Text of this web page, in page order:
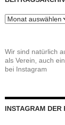
Beitragsarchiv
Wir sind natürlich
als Verein, auch
bei Instagram
INSTAGRAM DER